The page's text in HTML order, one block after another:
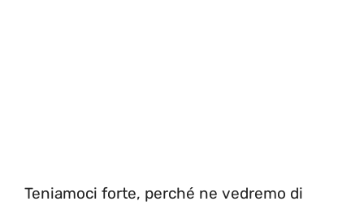
Teniamoci forte, perché ne vedremo di